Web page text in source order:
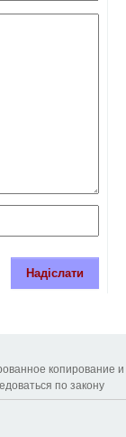
Надіслати
копирование и
по закону